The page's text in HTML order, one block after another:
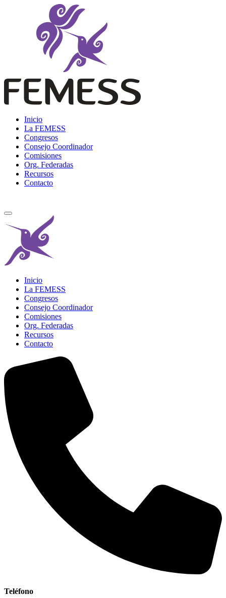
Femess
Federación Mexicana de Educación Sexual y Sexología, A.C.
Inicio
La FEMESS
Congresos
Consejo Coordinador
Comisiones
Org. Federadas
Recursos
Contacto
Inicio
La FEMESS
Congresos
Consejo Coordinador
Comisiones
Org. Federadas
Recursos
Contacto
Teléfono